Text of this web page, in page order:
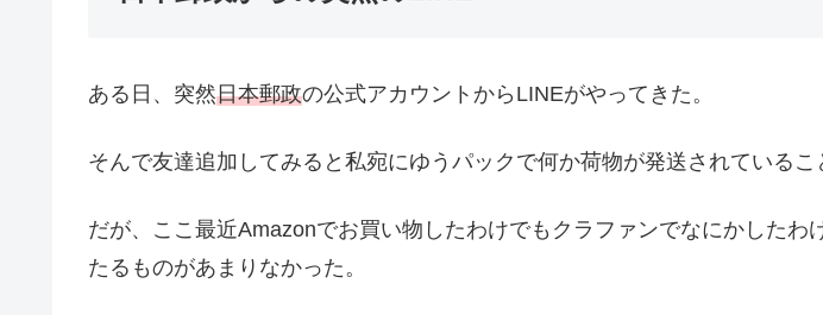
ある日、突然日本郵政の公式アカウントからLINEがやってきた。
そんで友達追加してみると私宛にゆうパックで何か荷物が発送されているこ
だが、ここ最近Amazonでお買い物したわけでもクラファンでなにかしたわ
たるものがあまりなかった。